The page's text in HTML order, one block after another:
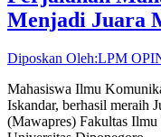
Menjadi Juara
Diposkan Oleh:LPM
Mahasiswa Ilmu
Iskandar, berhasil meraih
(Mawapres) Fakultas